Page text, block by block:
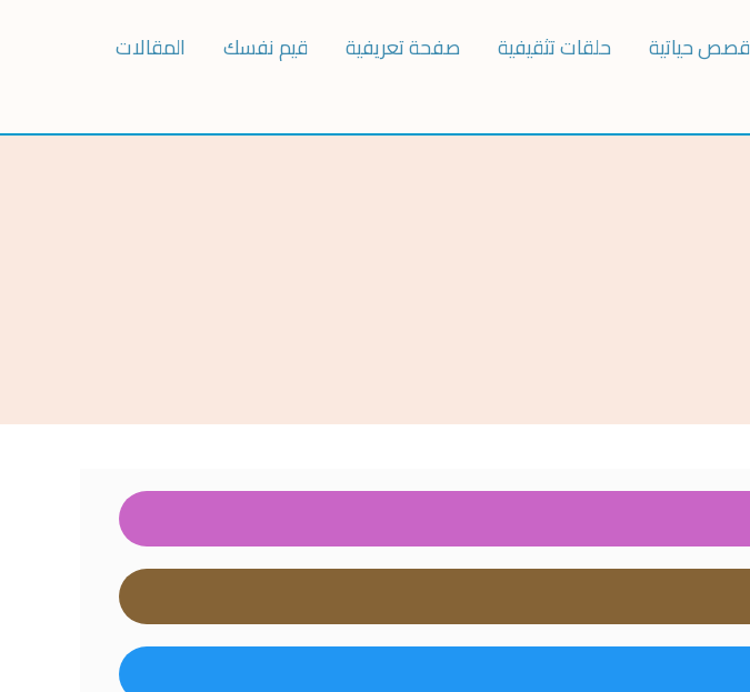
المقالات قيم نفسك صفحة تعريفية حلقات تثقيفية قصص حياتية